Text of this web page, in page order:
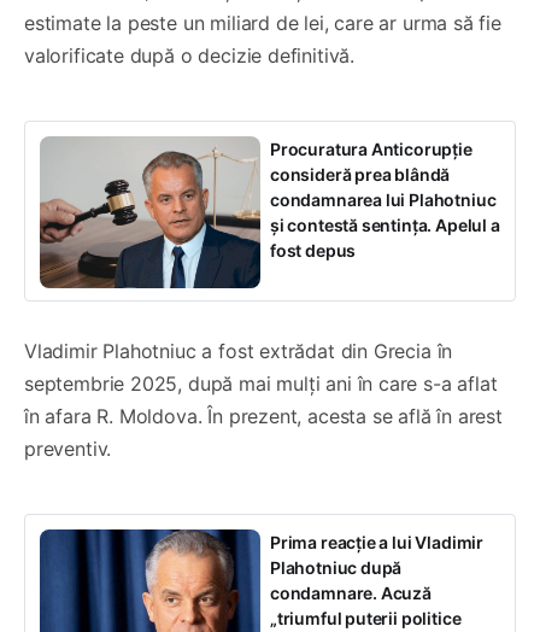
estimate la peste un miliard de lei, care ar urma să fie
valorificate după o decizie definitivă.
Procuratura Anticorupție
consideră prea blândă
condamnarea lui Plahotniuc
și contestă sentința. Apelul a
fost depus
Vladimir Plahotniuc a fost extrădat din Grecia în
septembrie 2025, după mai mulți ani în care s-a aflat
în afara R. Moldova. În prezent, acesta se află în arest
preventiv.
Prima reacție a lui Vladimir
Plahotniuc după
condamnare. Acuză
„triumful puterii politice